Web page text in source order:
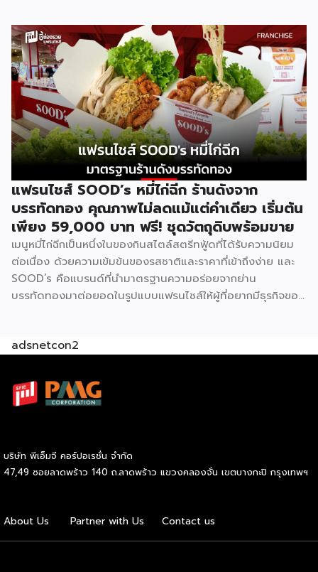
GMF คือการลงทุนที่ไม่สูง ไม่ต้องกังวลเรื่องการคิดสูตรอาหาร
เพราะทุกอย่างมีมาตรฐานจากฟาร์มเฮ้าส์รองรับอยู่แล้ว เหมาะกับ
ผู้ที่อยากมีธุรกิจของตัวเองแต่ไม่มีพื้นฐานด้านการทำอาหาร รู้จัก
Good Morning Farmhouse ก่อนตัดสินใจ Good Morning
Farmhouse เป็นโครงการแฟรนไชส์ภายใต้บริษัทฟาร์มเฮ้าส์ ที่
เปิดโอกาสให้ผู้สนใจมีธุรกิจเป็นของตัวเอง ประกอบการได้ในเวลา
สั้นๆ โดยผู้ร่วมค้าจะได้รับสิทธิ์พิเศษในการซื้อส่วนผสมแซนด์วิช
สูตรเฉพาะจากฟาร์มเฮ้าส์โดยตรง พร้อมการสนับสนุนด้าน
อุปกรณ์ วัตถุดิบ และการอบรมทักษะการทำแซนด์วิชอย่างถูกวิธี
ตามหลักสุขาภิบาลและอนามัย เมนูของแบรนด์มีให้เลือกถึง 8 ไส้
ได้แก่ แซนด์วิชโฮลวีตไส้แฮมหมูหยอง ไส้แฮม ไส้ปูอัด ไส้ไข่ดาว
หมูหยองพริกเผา ไส้เทสตี้แฮม ไส้ทูน่าหมูหยอง ไส้ทูน่า และไส้
หมูหยองพริกเผา ครอบคลุมทั้งรสชาติคลาสสิกและรสชาติที่คน
ไทยคุ้นเคย ปรัชญาสำคัญที่ผู้ร่วมค้าต้องยึดถือคือ “แซนด์วิชมี
คุณภาพ ใหม่ สด สะอาด อร่อย” ภายใต้มาตรฐานของฟาร์มเฮ้าส์
ปัจจุบัน GMF ได้รับความนิยมกระจายอยู่ทั่วกรุงเทพฯ และ
ปริมณฑล […]
แฟรนไชส์ SOOD’s หมี่ไก่ฉีก ร้านดังจาก
บรรทัดทอง คุณภาพไม่ลดแม้แต่คำเดียว เริ่มต้น
เพียง 59,000 บาท ฟรี! ชุดวัตถุดิบพร้อมขาย
เมนูหมี่ไก่ฉีกเป็นหนึ่งในของกินสไตล์สตรีทฟู้ดที่ได้รับความนิยม
ต่อเนื่อง ด้วยความเข้มข้นของรสชาติและราคาที่เข้าถึงง่าย และ
SOOD’s คือแบรนด์ที่นำมาตรฐานความอร่อยจากย่าน
บรรทัดทองมาต่อยอดในรูปแบบแฟรนไชส์ให้ผู้ที่อยากมีธุรกิจของ
ทางการ เริ่มต้นเพียง 59,000 บาท ก็สามารถเปิดขายได้ทันที
ก่อนตัดสินใจ จุดขายหลักของ SOOD’s คือความอร่อยแบบต้น
ตำรับ มาตรฐานเดียวกับร้านดังจากบรรทัดทอง แต่นำมาปรับให้
กล่องมีรสชาติสม่ำเสมอไม่ว่าจะสั่งจากสาขาไหน เมนูของแบรนด์
เน้นความเรียบง่ายแต่จัดเต็มด้านรสชาติ ได้แก่ หมี่ไก่ฉีก ไซส์ S
ราคา 69 บาท และไซส์ M ราคา 85 บาท หมี่ไก่แซ่บไซส์ M ราคา
นุ่มกำลังดี เนื้อไก่ฉีกแน่น หมูย่างหอมฉ่ำ […]
adsnetcon2
บริษัท พีเอ็มจี คอร์ปอเรชั่น จำกัด
47,49 ซอยลาดพร้าว 140 ถ.ลาดพร้าว แขวงคลองจั่น เขตบางกะปิ กรุงเทพฯ
About Us Partner with Us Contact us